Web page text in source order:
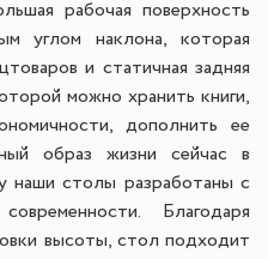
рабочая поверхность
углом наклона, которая
и статичная задняя
можно хранить книги,
дополнить ее
образ жизни сейчас в
наши столы разработаны с
Благодаря
высоты, стол подходит